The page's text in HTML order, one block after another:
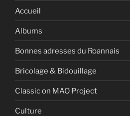
Accueil
Albums
Bonnes adresses du Roannais
Bricolage & Bidouillage
Classic on MAO Project
Culture